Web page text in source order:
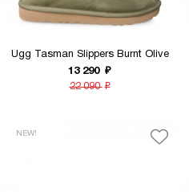
Ugg Tasman Slippers Burnt Olive
13 290 ₽
22 090 ₽
NEW!